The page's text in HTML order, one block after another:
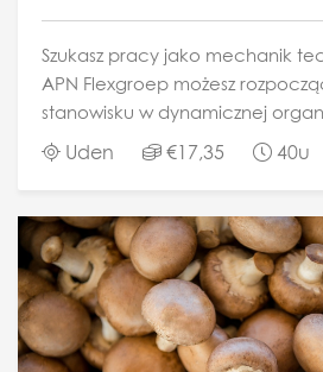
Szukasz pracy jako mechanik
APN Flexgroep możesz
stanowisku w dynamicznej
mechanik techniczny będziesz
instalację, konserwację i
Uden €17,35 40u